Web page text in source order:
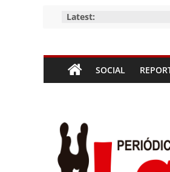
Latest:
La
Periódico
SOCIAL